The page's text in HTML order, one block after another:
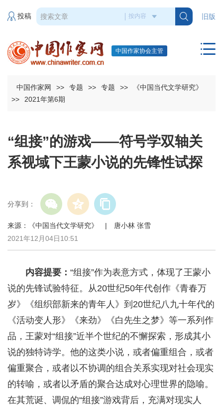
旧版
投稿
中国作家协会主管
中国作家网 >> 专题 >> 专题 >>
《中国当代文学研究》
>>
2021年第6期
“组接”的游戏——符号学双轴关
系视域下王蒙小说的先锋性试探
分享到：
来源：《中国当代文学研究》 | 唐小林 张雪
2021年12月04日10:51
内容提要： “组接”作为表意方式，体现了王蒙小
说的先锋试验特征。从20世纪50年代创作《青春万
岁》《组织部新来的青年人》到20世纪八九十年代的
《活动变人形》《来劲》《白先生之梦》等一系列作
品，王蒙对“组接”近半个世纪的不懈探索，形成其小
说的独特诗学。他的这类小说，或者偏重组合，或者
偏重聚合，或者以不协调的组合关系实现对社会现实
的转喻，或者以矛盾的聚合达成对心理世界的隐喻。
在其荒诞、调侃的“组接”游戏背后，充满对现实人